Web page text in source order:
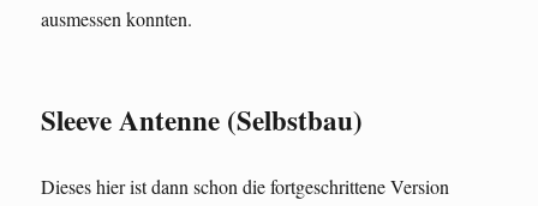
ausmessen konnten.
Sleeve Antenne (Selbstbau)
Dieses hier ist dann schon die fortgeschrittene Version